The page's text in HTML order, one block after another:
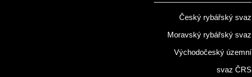
Český rybářský svaz
Moravský rybářský svaz
Východočeský územní
svaz ČRS